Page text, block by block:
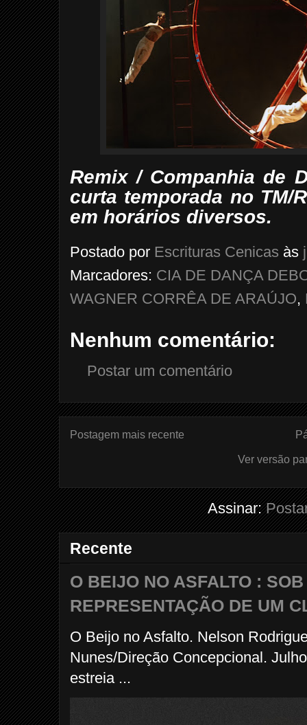
Remix / Companhia de
curta temporada no TM/
em horários diversos.
Postado por Escrituras Cenicas às
Marcadores: CIA DE DANÇA
WAGNER CORRÊA DE ARAÚJO,
Nenhum comentário:
Postar um comentário
Postagem mais recente
Ver versão
Assinar:
Recente
O BEIJO NO ASFALTO :
REPRESENTAÇÃO DE UM
O Beijo no Asfalto. Nelson
Nunes/Direção Concepcional.
estreia ...